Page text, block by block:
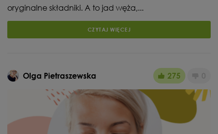
oryginalne składniki. A to jad węża,...
CZYTAJ WIĘCEJ
Olga Pietraszewska 275